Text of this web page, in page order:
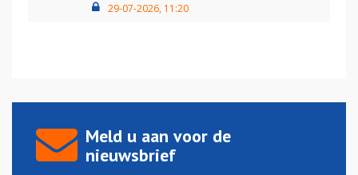
29-07-2026, 11:20
Meld u aan voor de
nieuwsbrief